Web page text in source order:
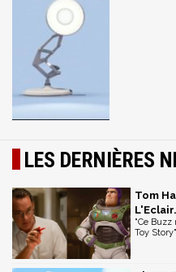
LES DERNIÈRES
Tom
"Ce Buzz
Toy Story"